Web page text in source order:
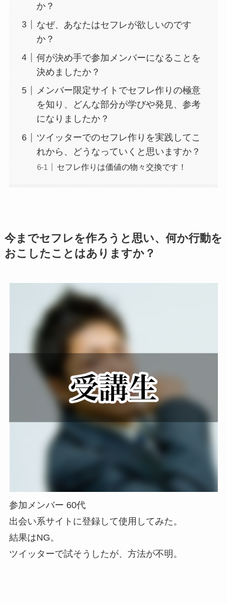
か？
なぜ、あなたはセフレが欲しいのです
か？
何が決め手で参加メンバーになることを
決めましたか？
メンバー限定サイトでセフレ作りの極意
を知り、どんな部分が学びや発見、参考
になりましたか？
ツイッターでのセフレ作りを実践してこ
れから、どうなっていくと思いますか？
セフレ作りは価値の物々交換です！
今までセフレを作ろうと思い、何か行動を
おこしたことはありますか？
参加メンバー 60代
出会い系サイトに登録して使用してみた。
結果はNG。
ツイッターで試そうしたが、方法が不明。